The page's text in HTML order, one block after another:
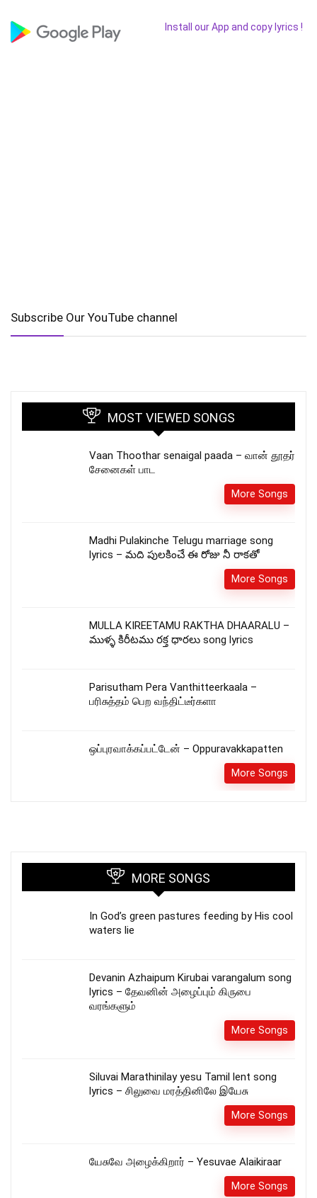
Install our App and copy lyrics !
Subscribe Our YouTube channel
MOST VIEWED SONGS
Vaan Thoothar senaigal paada – வான் தூதர்
சேனைகள் பாட
More Songs
Madhi Pulakinche Telugu marriage song
lyrics – మది పులకించే ఈ రోజు నీ రాకతో
More Songs
MULLA KIREETAMU RAKTHA DHAARALU –
ముళ్ళ కిరీటము రక్త ధారలు song lyrics
Parisutham Pera Vanthitteerkaala –
பரிசுத்தம் பெற வந்திட்டீர்களா
ஒப்புரவாக்கப்பட்டேன் – Oppuravakkapatten
More Songs
MORE SONGS
In God’s green pastures feeding by His cool
waters lie
Devanin Azhaipum Kirubai varangalum song
lyrics – தேவனின் அழைப்பும் கிருபை
வரங்களும்
More Songs
Siluvai Marathinilay yesu Tamil lent song
lyrics – சிலுவை மரத்தினிலே இயேசு
More Songs
யேசுவே அழைக்கிறார் – Yesuvae Alaikiraar
More Songs